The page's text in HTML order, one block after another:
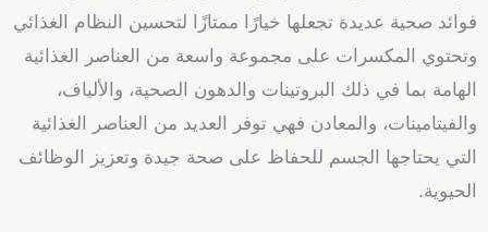
فوائد صحية عديدة تجعلها خيارًا ممتازًا لتحسين النظام الغذائي
وتحتوي المكسرات على مجموعة واسعة من العناصر الغذائية
الهامة بما في ذلك البروتينات والدهون الصحية، والألياف،
والفيتامينات، والمعادن فهي توفر العديد من العناصر الغذائية
التي يحتاجها الجسم للحفاظ على صحة جيدة وتعزيز الوظائف
الحيوية.